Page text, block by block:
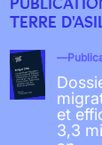
TERRE
et
3,3